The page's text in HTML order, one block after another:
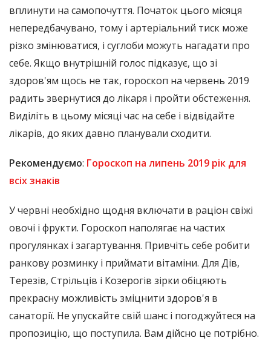
вплинути на самопочуття. Початок цього місяця
непередбачувано, тому і артеріальний тиск може
різко змінюватися, і суглоби можуть нагадати про
себе. Якщо внутрішній голос підказує, що зі
здоров'ям щось не так, гороскоп на червень 2019
радить звернутися до лікаря і пройти обстеження.
Виділіть в цьому місяці час на себе і відвідайте
лікарів, до яких давно планували сходити.
Рекомендуємо: Гороскоп на липень 2019 рік для
всіх знаків
У червні необхідно щодня включати в раціон свіжі
овочі і фрукти. Гороскоп наполягає на частих
прогулянках і загартування. Привчіть себе робити
ранкову розминку і приймати вітаміни. Для Дів,
Терезів, Стрільців і Козерогів зірки обіцяють
прекрасну можливість зміцнити здоров'я в
санаторії. Не упускайте свій шанс і погоджуйтеся на
пропозицію, що поступила. Вам дійсно це потрібно.